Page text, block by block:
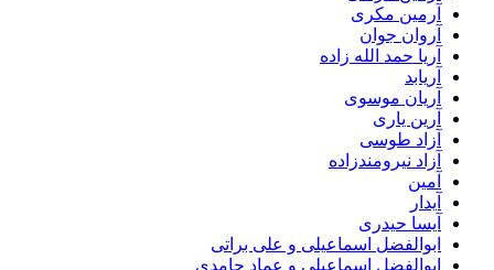
آرمین مکری
آروان جوان
آریا حمد الله زاده
آریابد
آریان موسوی
آرین یاری
آزاد طوسی
آزاد نیرومندزاده
آمین
آیدار
آیسا حیدری
ابوالفضل اسماعیلی و علی براتی
ابوالفضل اسماعیلی و عماد حامدی